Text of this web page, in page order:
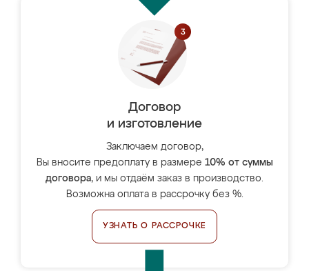
Договор
и изготовление
Заключаем договор,
Вы вносите предоплату в размере 10% от суммы
договора, и мы отдаём заказ в производство.
Возможна оплата в рассрочку без %.
УЗНАТЬ О РАССРОЧКЕ